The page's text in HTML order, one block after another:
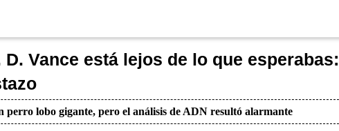
D. Vance está lejos de lo que esperabas:
perro lobo gigante, pero el análisis de ADN resultó alarmante